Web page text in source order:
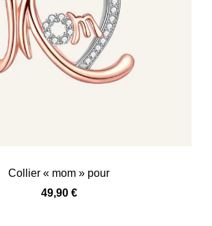
Collier « mom » pour
49,90 €